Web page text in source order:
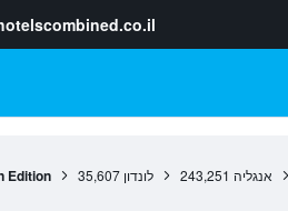
אנגליה 243,251 לונדון 35,607
Edition